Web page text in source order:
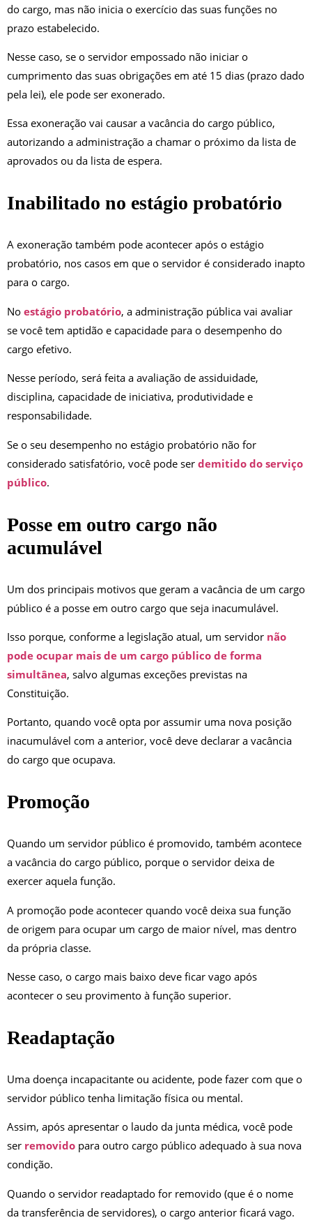
do cargo, mas não inicia o exercício das suas funções no
prazo estabelecido.
Nesse caso, se o servidor empossado não iniciar o
cumprimento das suas obrigações em até 15 dias (prazo dado
pela lei), ele pode ser exonerado.
Essa exoneração vai causar a vacância do cargo público,
autorizando a administração a chamar o próximo da lista de
aprovados ou da lista de espera.
Inabilitado no estágio probatório
A exoneração também pode acontecer após o estágio
probatório, nos casos em que o servidor é considerado inapto
para o cargo.
No estágio probatório, a administração pública vai avaliar
se você tem aptidão e capacidade para o desempenho do
cargo efetivo.
Nesse período, será feita a avaliação de assiduidade,
disciplina, capacidade de iniciativa, produtividade e
responsabilidade.
Se o seu desempenho no estágio probatório não for
considerado satisfatório, você pode ser demitido do serviço
público.
Posse em outro cargo não
acumulável
Um dos principais motivos que geram a vacância de um cargo
público é a posse em outro cargo que seja inacumulável.
Isso porque, conforme a legislação atual, um servidor não
pode ocupar mais de um cargo público de forma
simultânea, salvo algumas exceções previstas na
Constituição.
Portanto, quando você opta por assumir uma nova posição
inacumulável com a anterior, você deve declarar a vacância
do cargo que ocupava.
Promoção
Quando um servidor público é promovido, também acontece
a vacância do cargo público, porque o servidor deixa de
exercer aquela função.
A promoção pode acontecer quando você deixa sua função
de origem para ocupar um cargo de maior nível, mas dentro
da própria classe.
Nesse caso, o cargo mais baixo deve ficar vago após
acontecer o seu provimento à função superior.
Readaptação
Uma doença incapacitante ou acidente, pode fazer com que o
servidor público tenha limitação física ou mental.
Assim, após apresentar o laudo da junta médica, você pode
ser removido para outro cargo público adequado à sua nova
condição.
Quando o servidor readaptado for removido (que é o nome
da transferência de servidores), o cargo anterior ficará vago.